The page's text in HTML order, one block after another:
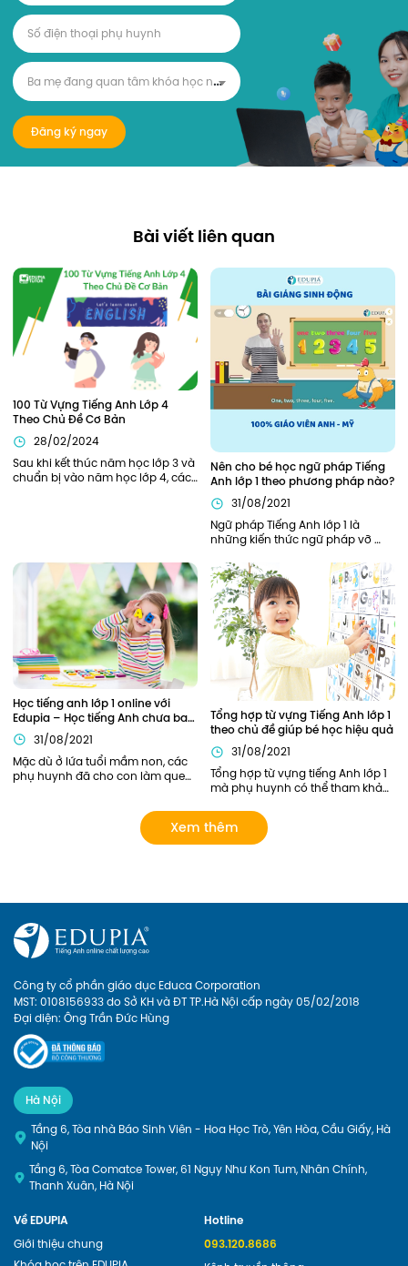
B
a mẹ đang quan tâm khóa học nào?
Đăng ký ngay
Bài viết liên quan
100 Từ Vựng Tiếng Anh Lớp 4
Theo Chủ Đề Cơ Bản
28/02/2024
Sau khi kết thúc năm học lớp 3 và
chuẩn bị vào năm học lớp 4, các
vựng tiếng Anh lớp 4 cũng đóng
vai trò quan trọng xuyên suốt
toàn bộ chương trình học tiếng
Anh lớp 4 của các bạn nhỏ.
Nên cho bé học ngữ pháp Tiếng
Anh lớp 1 theo phương pháp nào?
31/08/2021
Ngữ pháp Tiếng Anh lớp 1 là
những kiến thức ngữ pháp vỡ
chinh phục Tiếng Anh của bé. Vì
là nền tảng đầu tiên nên phần
kiến thức này cần được củng cố
chắc chắn. Vậy nên áp dụng
phương pháp nào để trẻ có thể
nắm chắc ngữ pháp Tiếng Anh
ngay từ khi học lớp 1?
Học tiếng anh lớp 1 online với
Edupia – Học tiếng Anh chưa bao
giờ thú vị đến thế!
31/08/2021
Mặc dù ở lứa tuổi mầm non, các
phụ huynh đã cho con làm quen
tuy nhiên chỉ dừng lại ở mức làm
quen mà chưa có lộ trình bài bản
rõ ràng. Giờ đây, phụ huynh có
cho con hứng thú với việc học
ngoại ngữ. Hãy xem Edupia sẽ
mang đến cho con những điều
thú vị gì nhé
Tổng hợp từ vựng Tiếng Anh lớp 1
theo chủ đề giúp bé học hiệu quả
31/08/2021
Tổng hợp từ vựng tiếng Anh lớp 1
mà phụ huynh có thể tham khảo.
chọn các khóa học của Edupia
để cập nhật cho con hệ thống từ
vựng đầy đủ và bài bản nhất!
Xem thêm
Công ty cổ phần giáo dục Educa Corporation
MST: 0108156933 do Sở KH và ĐT TP.Hà Nội cấp ngày 05/02/2018
Đại diện: Ông Trần Đức Hùng
Hà Nội
Tầng 6, Tòa nhà Báo Sinh Viên - Hoa Học Trò, Yên Hòa, Cầu Giấy, Hà
Nội
Tầng 6, Tòa Comatce Tower, 61 Ngụy Như Kon Tum, Nhân Chính,
Thanh Xuân, Hà Nội
Về EDUPIA
Giới thiệu chung
Hotline
093.120.8686